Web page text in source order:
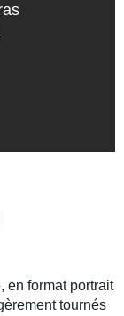
en format portrait
tournés